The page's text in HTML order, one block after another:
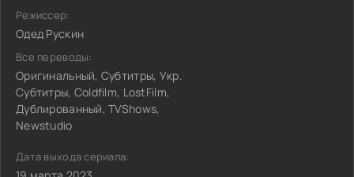
Режиссер:
Одед Рускин
Все переводы:
Оригинальный, Субтитры, Укр.
Субтитры, Coldfilm, LostFilm,
Дублированный, TVShows,
Newstudio
Дата выхода сериала: